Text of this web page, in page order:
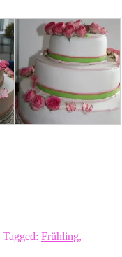
Tagged: Frühling,